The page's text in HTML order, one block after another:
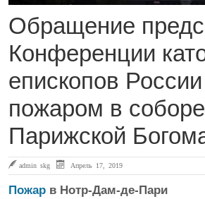
Обращение
Конференции
епископов
пожаром в соборе
Парижской
admin skg Апрель 17, 2019
Пожар в Нотр-Дам-де-Пари